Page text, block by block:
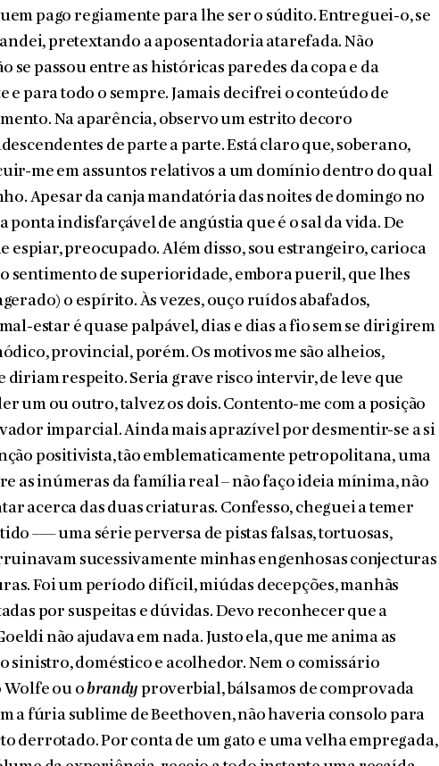
pago regiamente para lhe ser o súdito. Entreguei-o, se
pretextando a aposentadoria atarefada. Não
se passou entre as his­tóricas paredes da copa e da
e para todo o sempre. Jamais decifrei o conteúdo de
Na aparência, observo um estrito decoro
de parte a parte. Está claro que, soberano,
me em assuntos relativos a um domínio dentro do qual
Apesar da canja manda­tória das noites de domingo no
a ponta indisfarçável de angústia que é o sal da vida. De
espiar, preocupado. Além disso, sou estrangeiro, carioca
sentimento de superioridade, embora pueril, que lhes
o espí­rito. Às vezes, ouço ruídos abafados,
estar é quase palpável, dias e dias a fio sem se dirigirem
provin­cial, porém. Os motivos me são alheios,
diriam respeito. Seria grave risco intervir, de leve que
um ou outro, talvez os dois. Contento-me com a posição
impar­cial. Ainda mais aprazível por desmentir-se a si
posi­tivista, tão emblematicamente petropolitana, uma
as inúmeras da família real – não faço ideia mínima, não
acerca das duas criaturas. Confesso, cheguei a temer
–— uma série perversa de pistas falsas, tortuosas,
sucessivamente minhas engenhosas conjecturas
Foi um período difícil, miúdas decepções, manhãs
por suspeitas e dúvidas. Devo reconhecer que a
não ajudava em nada. Justo ela, que me anima as
sinistro, doméstico e acolhedor. Nem o comissário
Wolfe ou obrandy proverbial, bálsamos de comprovada
a fúria sublime de Beethoven, não haveria consolo para
derrotado. Por conta de um gato e uma velha empregada,